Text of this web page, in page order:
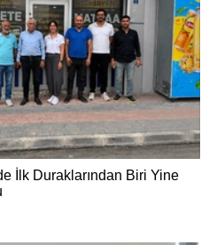
İlk Duraklarından Biri Yine